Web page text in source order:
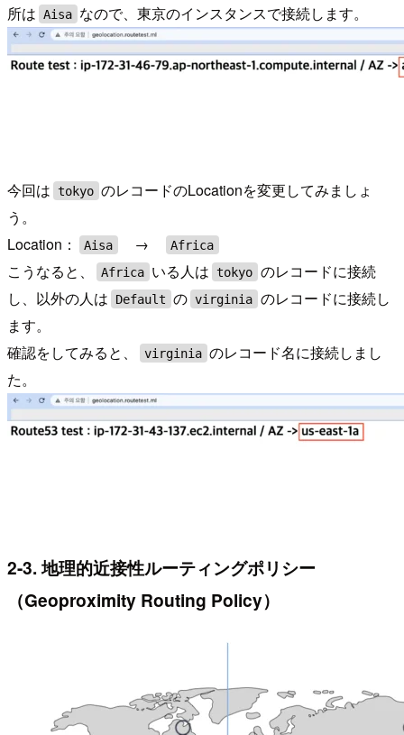
所は Aisa なので、東京のインスタンスで接続します。
今回は tokyo のレコードのLocationを変更してみましょ
う。
Location：
Aisa → Africa
こうなると、 Africa いる人は tokyo のレコードに接続
し、以外の人は
Default の virginia のレコードに接続し
ます。
確認をしてみると、
virginia のレコード名に接続しまし
た。
2-3. 地理的近接性ルーティングポリシー
（Geoproximity Routing Policy）